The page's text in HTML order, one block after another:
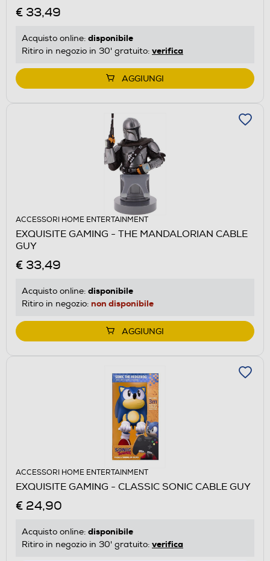
€ 33,49
Acquisto online: disponibile
Ritiro in negozio in 30' gratuito: verifica
AGGIUNGI
ACCESSORI HOME ENTERTAINMENT
EXQUISITE GAMING - THE MANDALORIAN CABLE
GUY
€ 33,49
Acquisto online: disponibile
Ritiro in negozio: non disponibile
AGGIUNGI
ACCESSORI HOME ENTERTAINMENT
EXQUISITE GAMING - CLASSIC SONIC CABLE GUY
€ 24,90
Acquisto online: disponibile
Ritiro in negozio in 30' gratuito: verifica